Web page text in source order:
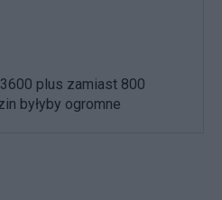
plus zamiast 800
byłyby ogromne